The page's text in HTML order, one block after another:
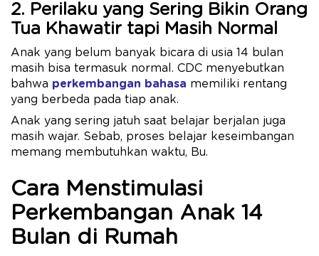
2. Perilaku yang Sering Bikin Orang
Tua Khawatir tapi Masih Normal
Anak yang belum banyak bicara di usia 14 bulan
masih bisa termasuk normal. CDC menyebutkan
bahwa perkembangan bahasa memiliki rentang
yang berbeda pada tiap anak.
Anak yang sering jatuh saat belajar berjalan juga
masih wajar. Sebab, proses belajar keseimbangan
memang membutuhkan waktu, Bu.
Cara Menstimulasi
Perkembangan Anak 14
Bulan di Rumah